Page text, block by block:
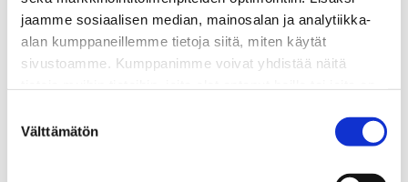
jaamme sosiaalisen median, mainosalan ja analytiikka-
alan kumppaneillemme tietoja siitä, miten käytät
sivustoamme. Kumppanimme voivat yhdistää näitä
valinta
Välttämätön
RIATY:n jäsenet ovat myös SATL:n jäseniä. SATL:n
jäsenet ovat myös kansainvälisen
autoinsinöörijärjestöFISITA:njäseniä.
yhdistyksen varsinaiseksi jäseneksi auto- ja
kuljetusalalla toimivia insinöörejä, teknikoita sekä